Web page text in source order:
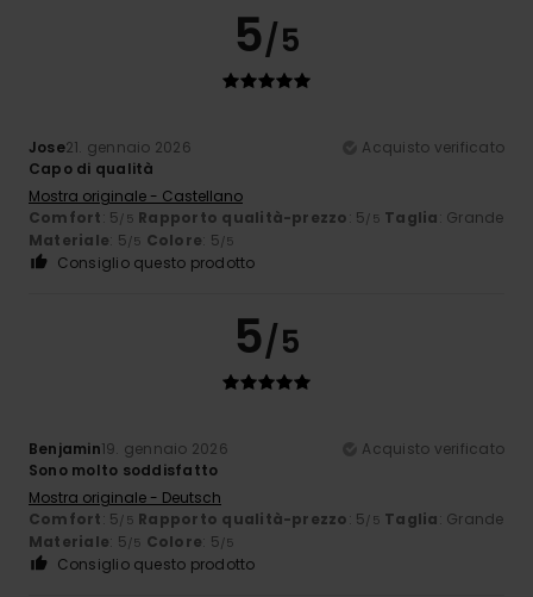
5/5
Jose21. gennaio 2026
Acquisto verificato
Capo di qualità
Mostra originale - Castellano
Comfort: 5 /5 Rapporto qualità-prezzo: 5 /5 Taglia: Grande
Materiale: 5 /5 Colore: 5 /5
Consiglio questo prodotto
5/5
Benjamin19. gennaio 2026
Acquisto verificato
Sono molto soddisfatto
Mostra originale - Deutsch
Comfort: 5 /5 Rapporto qualità-prezzo: 5 /5 Taglia: Grande
Materiale: 5 /5 Colore: 5 /5
Consiglio questo prodotto